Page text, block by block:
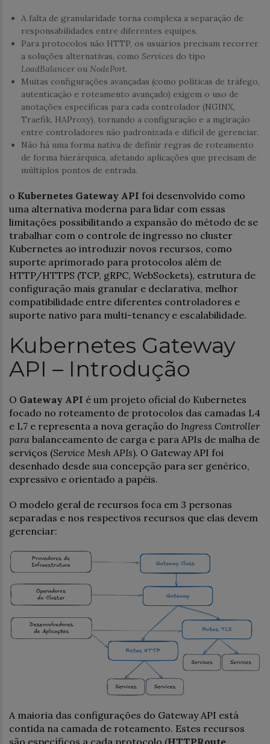
A falta de granularidade torna complexa a separação de
responsabilidades entre diferentes equipes.
Para protocolos não HTTP, os usuários precisam recorrer
a soluções alternativas, como Services do tipo
LoadBalancer ou NodePort.
Muitas configurações avançadas (como políticas de tráfego,
autenticação e roteamento avançado) exigem o uso de
anotações específicas para cada controlador (NGINX,
Traefik, HAProxy), tornando a configuração e a mgiração
entre controladores não padronizada e difícil de gerenciar.
Não há uma forma nativa de definir regras de roteamento
de forma hierárquica, afetando aplicações que precisam de
múltiplos pontos de entrada.
o Kubernetes Gateway API foi desenvolvido como
uma alternativa moderna para lidar com essas
limitações possibilitando a expansão do método de se
trabalhar com o controle de ingresso no cluster
Kubernetes ao introduzir novos recursos, como
suporte aprimorado para protocolos além de
HTTP/HTTPS (TCP, gRPC, WebSockets), estrutura de
configuração mais granular e declarativa, melhor
compatibilidade entre diferentes controladores e
suporte nativo para multi-tenancy e escalabilidade.
Kubernetes Gateway
API – Introdução
O Gateway API é um projeto oficial do Kubernetes
focado no roteamento de protocolos das camadas L4
e L7 e representa a nova geração do Ingress Controller
para balanceamento de carga e para APIs de malha de
serviços (Service Mesh APIs). O Gateway API foi
desenhado desde sua concepção para ser genérico,
expressivo e orientado a papéis.
O modelo geral de recursos foca em 3 personas
separadas e nos respectivos recursos que elas devem
gerenciar:
A maioria das configurações do Gateway API está
contida na camada de roteamento. Estes recursos